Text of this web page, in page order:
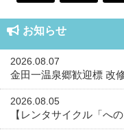
お知らせ
2026.08.07
金田一温泉郷歓迎標 改
2026.08.05
【レンタサイクル「へ